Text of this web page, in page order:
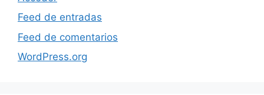
Feed de entradas
Feed de comentarios
WordPress.org